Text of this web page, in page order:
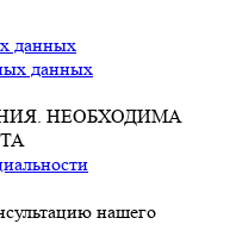
данных
данных
НЕОБХОДИМА
нашего